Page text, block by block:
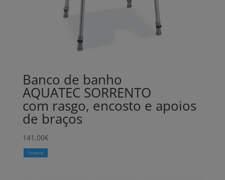
Banco de banho
AQUATEC SORRENTO
com rasgo, encosto e apoios
de braços
141,00€
Comprar